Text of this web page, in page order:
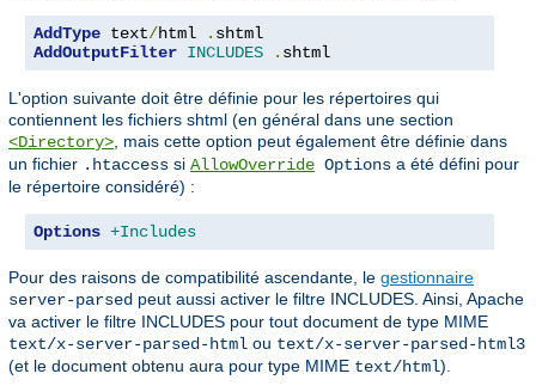
AddType text/html .
AddOutputFilter INCLUDES . shtml
L'option suivante doit être définie pour les répertoires qui
contiennent les fichiers shtml (en général dans une section
<Directory>, mais cette option peut également être définie dans
un fichier .htaccess si AllowOverride Options a été défini pour
le répertoire considéré) :
Options +Includes
Pour des raisons de compatibilité ascendante, le gestionnaire
server-parsed peut aussi activer le filtre INCLUDES. Ainsi, Apache
va activer le filtre INCLUDES pour tout document de type MIME
text/x-server-parsed-html ou text/x-server-parsed-html3
(et le document obtenu aura pour type MIME text/html).